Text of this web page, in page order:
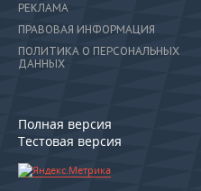
РЕКЛАМА
ПРАВОВАЯ ИНФОРМАЦИЯ
ПОЛИТИКА О ПЕРСОНАЛЬНЫХ
ДАННЫХ
Полная версия
Тестовая версия